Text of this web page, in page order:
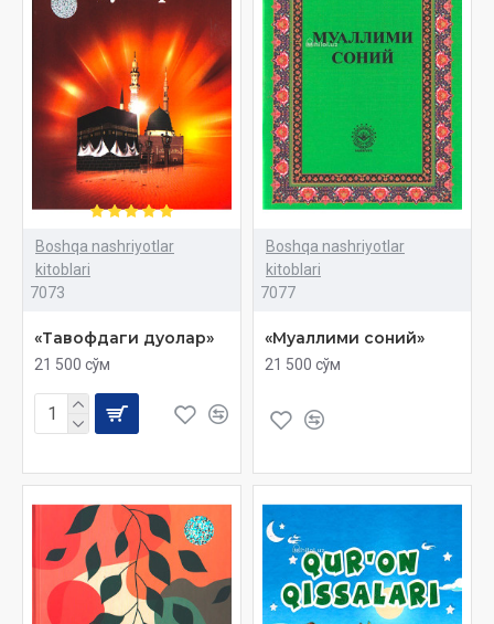
Boshqa nashriyotlar
kitoblari
7073
«Тавофдаги дуолар»
21 500 сўм
Boshqa nashriyotlar
kitoblari
7077
«Муаллими соний»
21 500 сўм